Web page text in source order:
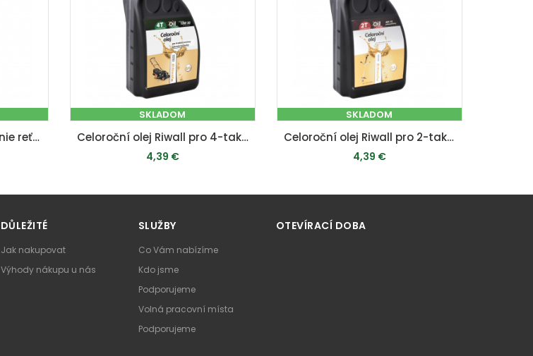
Minerálny olej na mazanie reťazí a líšt (1 l)
SKLADOM
Celoroční olej Riwall pro 4-taktní motory (0.6l, SAE10W-30)
4,39 €
PRIDAŤ DO KOŠÍKA
SKLADOM
Celoroční olej Riwall pro 2-taktní motory (0.5l)
4,39 €
PRIDAŤ DO KOŠÍKA
DŮLEŽITÉ
Jak nakupovat
Výhody nákupu u nás
SLUŽBY
Co Vám nabízíme
Kdo jsme
Podporujeme
Volná pracovní místa
Podporujeme
OTEVÍRACÍ DOBA